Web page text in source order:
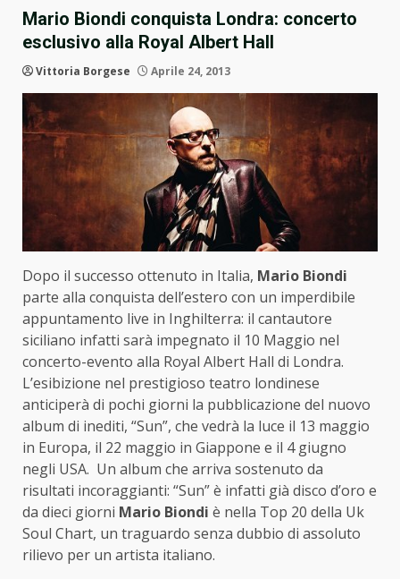
Mario Biondi conquista Londra: concerto
esclusivo alla Royal Albert Hall
Vittoria Borgese Aprile 24, 2013
Dopo il successo ottenuto in Italia, Mario Biondi
parte alla conquista dell’estero con un imperdibile
appuntamento live in Inghilterra: il cantautore
siciliano infatti sarà impegnato il 10 Maggio nel
concerto-evento alla Royal Albert Hall di Londra.
L’esibizione nel prestigioso teatro londinese
anticiperà di pochi giorni la pubblicazione del nuovo
album di inediti, “Sun”, che vedrà la luce il 13 maggio
in Europa, il 22 maggio in Giappone e il 4 giugno
negli USA. Un album che arriva sostenuto da
risultati incoraggianti: “Sun” è infatti già disco d’oro e
da dieci giorni Mario Biondi è nella Top 20 della Uk
Soul Chart, un traguardo senza dubbio di assoluto
rilievo per un artista italiano.